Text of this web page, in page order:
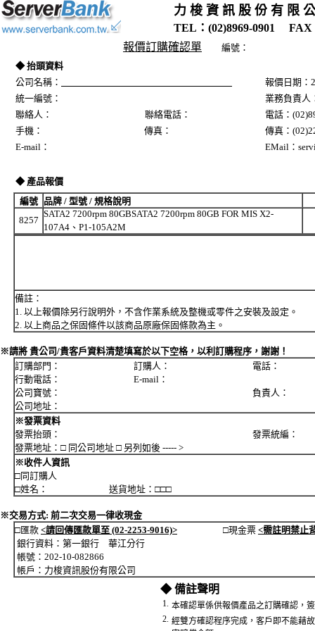
力 梭 資 訊 股 份 有 限
TEL：(02)8969-0901 FAX
報價訂購確認單
編號：
◆ 抬頭資料
公司名稱：
報價日期
統一編號：
業務負責人
聯絡人： 聯絡電話：
電話：
手機： 傳真：
傳真：
E-mail：
EMail：
◆ 產品報價
編號
品牌 / 型號 / 規格說明
8257
SATA2 7200rpm 80GBSATA2 7200rpm 80GB FOR MIS X2-
107A4、P1-105A2M
備註：
1. 以上報價除另行說明外，不含作業系統及整機或零件之安裝及設定。
2. 以上商品之保固條件以該商品原廠保固條款為主。
※請將 貴公司/貴客戶資料清楚填寫於以下空格，以利訂購程序，謝謝！
訂購部門： 訂購人： 電話：
行動電話： E-mail：
公司寶號： 負責人：
公司地址：
※發票資料
發票抬頭： 發票統編：
發票地址：□ 同公司地址 □ 另列如後 ----- >
※收件人資訊
□同訂購人
□姓名： 送貨地址：□□□
※交易方式: 前二次交易一律收現金
□匯款 <請回傳匯款單至 (02-2253-9016)> □現金票 <需註明禁止
銀行資料：第一銀行 華江分行
帳號：202-10-082866
帳戶：力梭資訊股份有限公司
◆ 備註聲明
1. 本確認單係供報價產品之訂購確認，
2. 經雙方確認程序完成，客戶即不能藉